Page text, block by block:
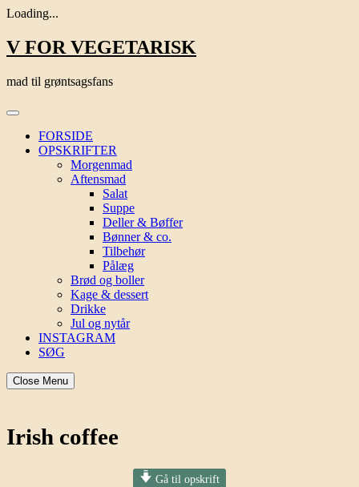
Loading...
Skip
to
V FOR VEGETARISK
mad til grøntsagsfans
FORSIDE
OPSKRIFTER
Morgenmad
Aftensmad
Salat
Suppe
Deller & Bøffer
Bønner & co.
Tilbehør
Pålæg
Brød og boller
Kage & dessert
Drikke
Jul og nytår
INSTAGRAM
SØG
Close Menu
Irish coffee
Gå til opskrift